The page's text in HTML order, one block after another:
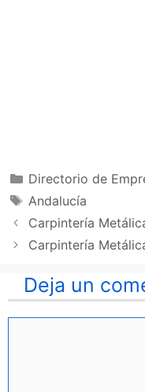
Categorías
Directorio de
Etiquetas
Andalucía
Carpintería
Carpintería
Deja un